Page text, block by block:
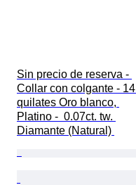
Sin precio de reserva -
Collar con colgante - 14
quilates Oro blanco,
Platino -  0.07ct. tw.
Diamante (Natural)